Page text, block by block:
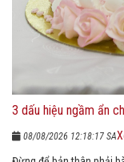
3 dấu hiệu ngầm ẩn
08/08/2026 12:18:17 SA